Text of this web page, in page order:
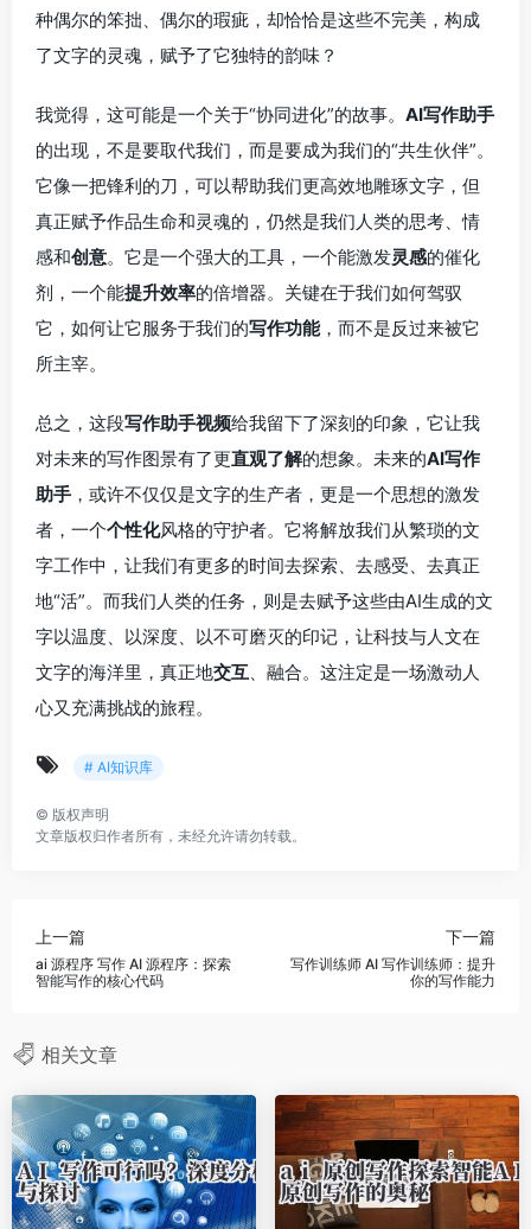
种偶尔的笨拙、偶尔的瑕疵，却恰恰是这些不完美，构成
了文字的灵魂，赋予了它独特的韵味？
我觉得，这可能是一个关于“协同进化”的故事。 AI写作助手
的出现，不是要取代我们，而是要成为我们的“共生伙伴”。
它像一把锋利的刀，可以帮助我们更高效地雕琢文字，但
真正赋予作品生命和灵魂的，仍然是我们人类的思考、情
感和创意。它是一个强大的工具，一个能激发灵感的催化
剂，一个能提升效率的倍增器。关键在于我们如何驾驭
它，如何让它服务于我们的写作功能，而不是反过来被它
所主宰。
总之，这段写作助手视频给我留下了深刻的印象，它让我
对未来的写作图景有了更直观了解的想象。未来的AI写作
助手 ，或许不仅仅是文字的生产者，更是一个思想的激发
者，一个个性化风格的守护者。它将解放我们从繁琐的文
字工作中，让我们有更多的时间去探索、去感受、去真正
地“活”。而我们人类的任务，则是去赋予这些由AI生成的文
字以温度、以深度、以不可磨灭的印记，让科技与人文在
文字的海洋里，真正地交互 、融合。这注定是一场激动人
心又充满挑战的旅程。
# AI知识库
© 版权声明
文章版权归作者所有，未经允许请勿转载。
上一篇
ai 源程序 写作 AI 源程序：探索
智能写作的核心代码
下一篇
写作训练师 AI 写作训练师：提升
你的写作能力
相关文章